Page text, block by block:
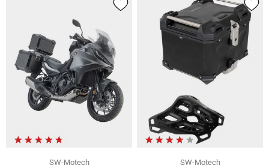
SW-Motech
SW-Motech